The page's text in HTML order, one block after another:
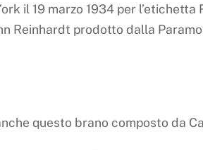
il 19 marzo 1934 per l’etichetta
Reinhardt prodotto dalla
questo brano composto da